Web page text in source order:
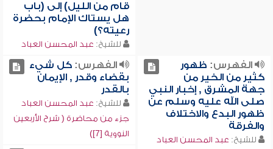
قام من الليل) إلى (باب
هل يستاك الإمام بحضرة
رعيته؟)
للشيخ: عبد المحسن العباد
الفهرس: ظهور
كثير من الخير من
جهة المشرق , إخبار النبي
صلى الله عليه وسلم عن
ظهور البدع والاختلاف
والفرقة
للشيخ: عبد المحسن العباد
الفهرس:كل شيء
بقضاء وقدر , الإيمان
بالقدر
للشيخ: عبد المحسن العباد
جزء من محاضرة ( شرح الأربعين
النووية [7])